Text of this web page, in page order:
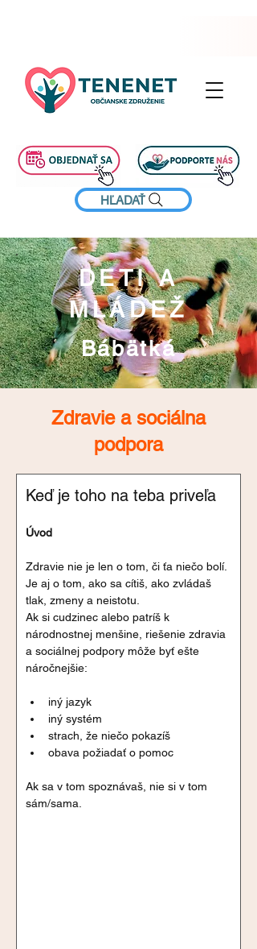
HĽADAŤ
​DETI A
MLÁDEŽ
Bábätká
Zdravie a sociálna
podpora
Keď je toho na teba priveľa
Úvod
Zdravie nie je len o tom, či ťa niečo bolí.
Je aj o tom, ako sa cítiš, ako zvládaš
tlak, zmeny a neistotu.
Ak si cudzinec alebo patríš k
národnostnej menšine, riešenie zdravia
a sociálnej podpory môže byť ešte
náročnejšie:
iný jazyk
iný systém
strach, že niečo pokazíš
obava požiadať o pomoc
Ak sa v tom spoznávaš, nie si v tom
sám/sama.